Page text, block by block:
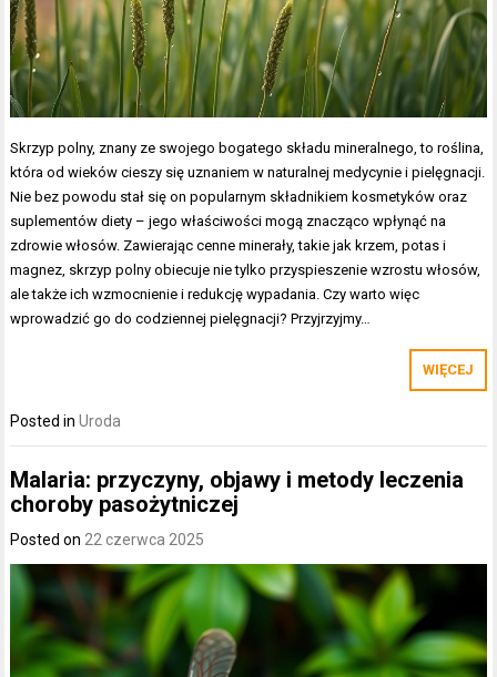
Skrzyp polny, znany ze swojego bogatego składu mineralnego, to roślina,
która od wieków cieszy się uznaniem w naturalnej medycynie i pielęgnacji.
Nie bez powodu stał się on popularnym składnikiem kosmetyków oraz
suplementów diety – jego właściwości mogą znacząco wpłynąć na
zdrowie włosów. Zawierając cenne minerały, takie jak krzem, potas i
magnez, skrzyp polny obiecuje nie tylko przyspieszenie wzrostu włosów,
ale także ich wzmocnienie i redukcję wypadania. Czy warto więc
wprowadzić go do codziennej pielęgnacji? Przyjrzyjmy…
WIĘCEJ
Posted inUroda
Malaria: przyczyny, objawy i metody leczenia
choroby pasożytniczej
Posted on22 czerwca 2025